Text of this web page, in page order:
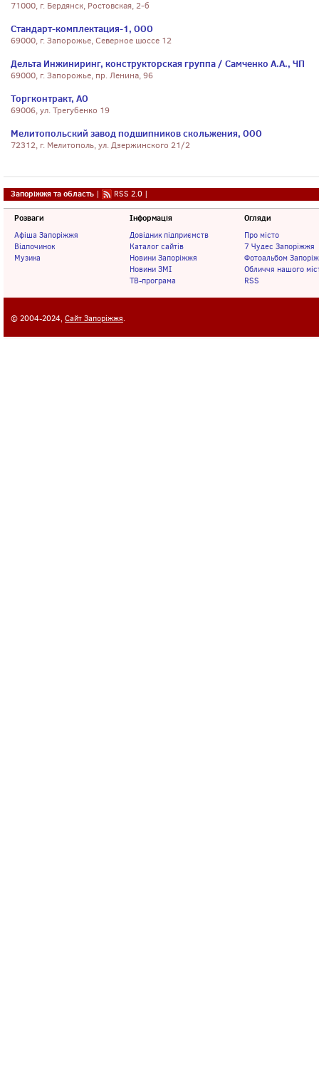
71000, г. Бердянск, Ростовская, 2-б
Стандарт-комплектация-1, ООО
69000, г. Запорожье, Северное шоссе 12
Дельта Инжиниринг, конструкторская группа / Самченко А.А., ЧП
69000, г. Запорожье, пр. Ленина, 96
Торгконтракт, АО
69006, ул. Трегубенко 19
Мелитопольский завод подшипников скольжения, ООО
72312, г. Мелитополь, ул. Дзержинского 21/2
Запоріжжя та область | RSS 2.0 |
Розваги
Афіша Запоріжжя
Відпочинок
Музика
Інформація
Довідник підприємств
Каталог сайтів
Новини Запоріжжя
Новини ЗМІ
ТВ-програма
Огляди
Про місто
7 Чудес Запоріжжя
Фотоальбом
Обличчя нашого
RSS
© 2004-2024, Сайт Запоріжжя.